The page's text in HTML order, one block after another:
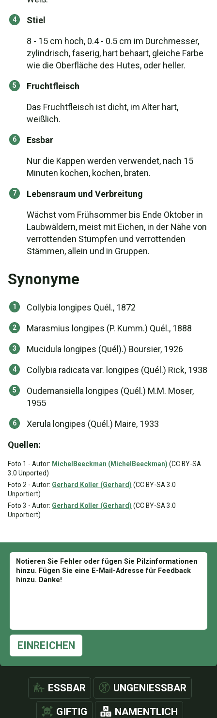
Stiel
8 - 15 cm hoch, 0.4 - 0.5 cm im Durchmesser,
zylindrisch, faserig, hart behaart, gleiche Farbe
wie die Oberfläche des Hutes, oder heller.
Fruchtfleisch
Das Fruchtfleisch ist dicht, im Alter hart,
weißlich.
Essbar
Nur die Kappen werden verwendet, nach 15
Minuten kochen, kochen, braten.
Lebensraum und Verbreitung
Wächst vom Frühsommer bis Ende Oktober in
Laubwäldern, meist mit Eichen, in der Nähe von
verrottenden Stümpfen und verrottenden
Stämmen, allein und in Gruppen.
Synonyme
Collybia longipes Quél., 1872
Marasmius longipes (P. Kumm.) Quél., 1888
Mucidula longipes (Quél).) Boursier, 1926
Collybia radicata var. longipes (Quél.) Rick, 1938
Oudemansiella longipes (Quél.) M.M. Moser,
1955
Xerula longipes (Quél.) Maire, 1933
Quellen:
Foto 1 - Autor: MichelBeeckman (MichelBeeckman) (CC BY-SA
3.0 Unported)
Foto 2 - Autor: Gerhard Koller (Gerhard) (CC BY-SA 3.0
Unportiert)
Foto 3 - Autor: Gerhard Koller (Gerhard) (CC BY-SA 3.0
Unportiert)
EINREICHEN
ESSBAR UNGENIESSBAR
GIFTIG NAMENTLICH